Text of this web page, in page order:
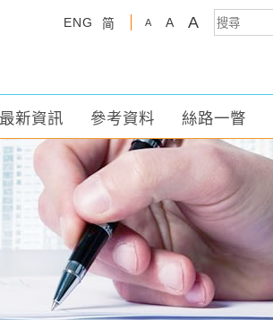
ENG 简 A A A
最新資訊 參考資料 絲路一瞥